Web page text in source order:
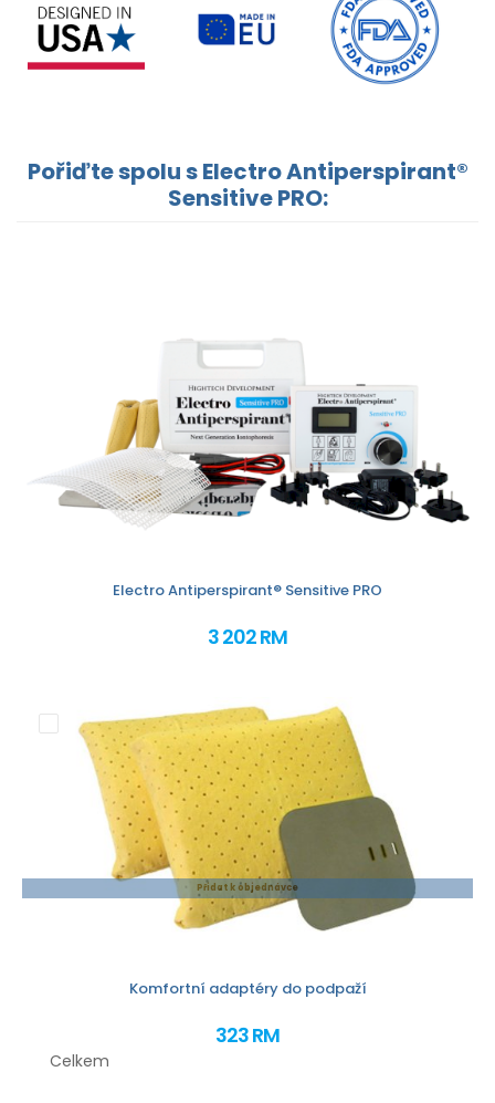
Pořiďte spolu s Electro Antiperspirant®
Sensitive PRO:
Electro Antiperspirant® Sensitive PRO
3 202 RM
Přidat k objednávce
Komfortní adaptéry do podpaží
323 RM
Celkem